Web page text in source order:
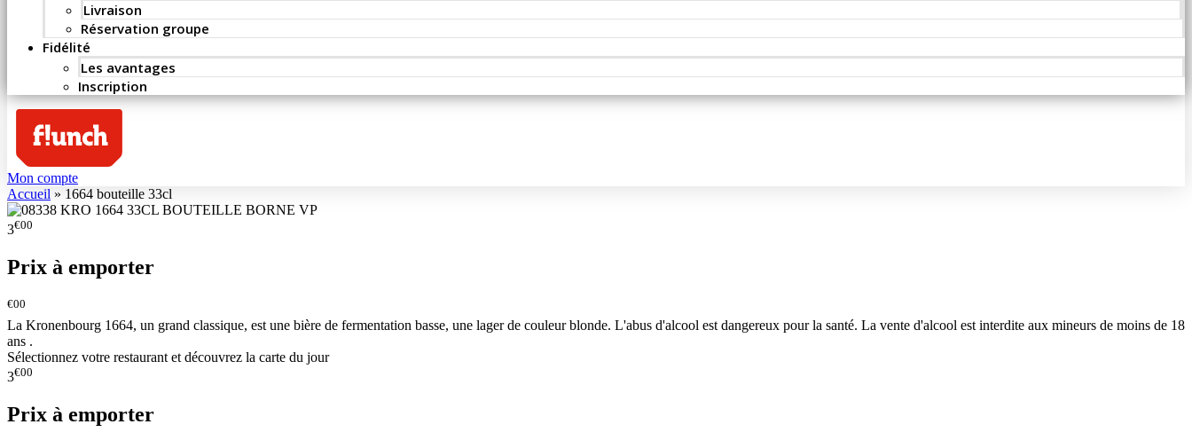
Livraison
Réservation groupe
Fidélité
Les avantages
Inscription
Mon compte
Accueil » 1664 bouteille 33cl
3€00
Prix à emporter
€00
La Kronenbourg 1664, un grand classique, est une bière de fermentation basse, une lager de couleur blonde. L'abus d'alcool est dangereux pour la santé. La vente d'alcool est interdite aux mineurs de moins de 18
ans .
Sélectionnez votre restaurant et découvrez la carte du jour
3€00
Prix à emporter